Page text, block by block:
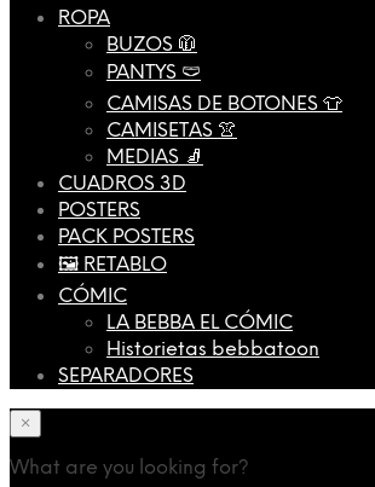
ROPA
BUZOS 🧥
PANTYS 🩲
CAMISAS DE BOTONES 👕
CAMISETAS 👚
MEDIAS 🧦
CUADROS 3D
POSTERS
PACK POSTERS
🖼️ RETABLO
CÓMIC
LA BEBBA EL CÓMIC
Historietas bebbatoon
SEPARADORES
×
What are you looking for?